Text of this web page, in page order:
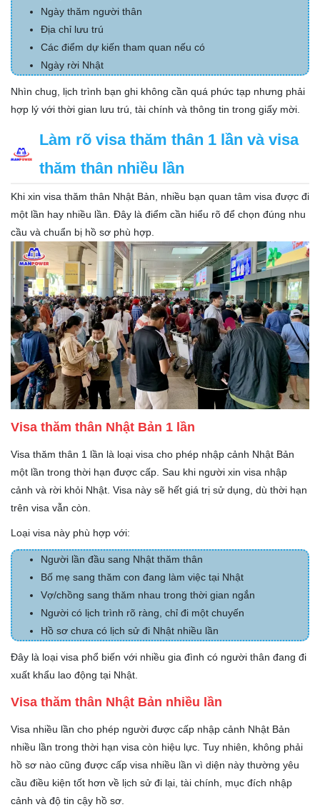
Ngày thăm người thân
Địa chỉ lưu trú
Các điểm dự kiến tham quan nếu có
Ngày rời Nhật
Nhìn chug, lịch trình bạn ghi không cần quá phức tạp nhưng phải
hợp lý với thời gian lưu trú, tài chính và thông tin trong giấy mời.
Làm rõ visa thăm thân 1 lần và visa
thăm thân nhiều lần
Khi xin visa thăm thân Nhật Bản, nhiều bạn quan tâm visa được đi
một lần hay nhiều lần. Đây là điểm cần hiểu rõ để chọn đúng nhu
cầu và chuẩn bị hồ sơ phù hợp.
Visa thăm thân Nhật Bản 1 lần
Visa thăm thân 1 lần là loại visa cho phép nhập cảnh Nhật Bản
một lần trong thời hạn được cấp. Sau khi người xin visa nhập
cảnh và rời khỏi Nhật. Visa này sẽ hết giá trị sử dụng, dù thời hạn
trên visa vẫn còn.
Loại visa này phù hợp với:
Người lần đầu sang Nhật thăm thân
Bố mẹ sang thăm con đang làm việc tại Nhật
Vợ/chồng sang thăm nhau trong thời gian ngắn
Người có lịch trình rõ ràng, chỉ đi một chuyến
Hồ sơ chưa có lịch sử đi Nhật nhiều lần
Đây là loại visa phổ biến với nhiều gia đình có người thân đang đi
xuất khẩu lao động tại Nhật.
Visa thăm thân Nhật Bản nhiều lần
Visa nhiều lần cho phép người được cấp nhập cảnh Nhật Bản
nhiều lần trong thời hạn visa còn hiệu lực. Tuy nhiên, không phải
hồ sơ nào cũng được cấp visa nhiều lần vì diện này thường yêu
cầu điều kiện tốt hơn về lịch sử đi lại, tài chính, mục đích nhập
cảnh và độ tin cậy hồ sơ.